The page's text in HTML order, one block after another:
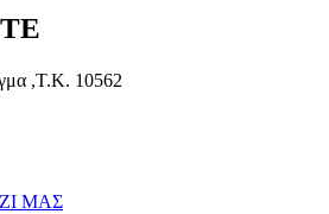
,Τ.Κ. 10562
ΜΑΣ